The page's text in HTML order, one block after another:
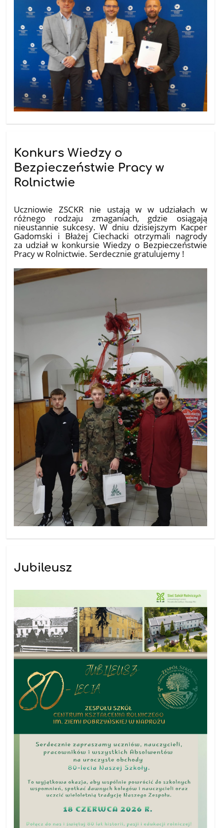
Konkurs Wiedzy o
Bezpieczeństwie Pracy w
Rolnictwie
Uczniowie ZSCKR nie ustają w w udziałach w
różnego rodzaju zmaganiach, gdzie osiągają
nieustannie sukcesy. W dniu dzisiejszym Kacper
Gadomski i Błażej Ciechacki otrzymali nagrody
za udział w konkursie Wiedzy o Bezpieczeństwie
Pracy w Rolnictwie. Serdecznie gratulujemy !
Jubileusz